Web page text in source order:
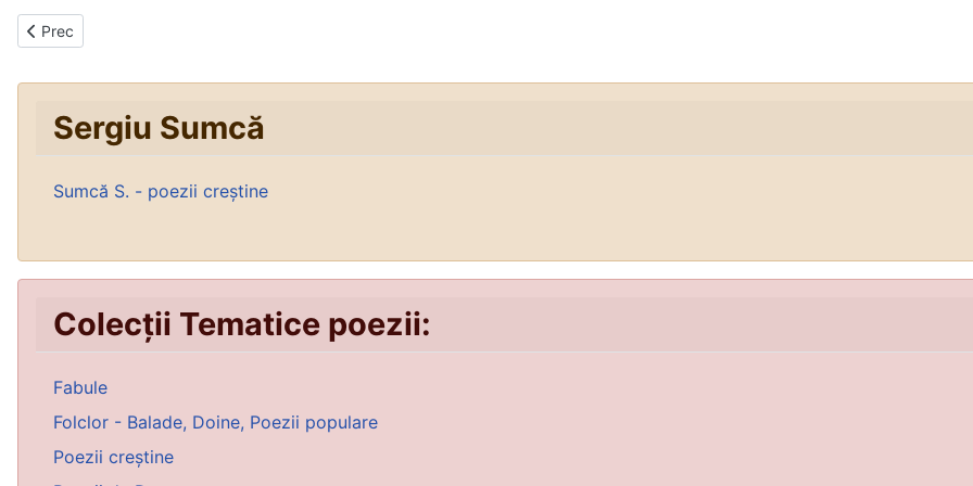
Articol precedent: Elixirul longevității ...
Prec
Sergiu Sumcă
Sumcă S. - poezii creștine
Colecții Tematice poezii:
Fabule
Folclor - Balade, Doine, Poezii populare
Poezii creștine